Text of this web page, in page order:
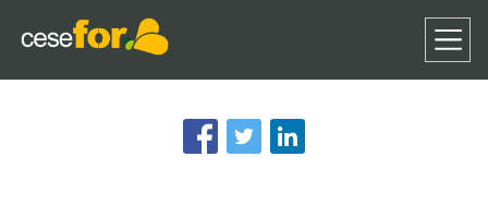
al
contenido